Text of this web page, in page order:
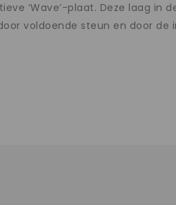
‘Wave’-plaat. Deze laag in
voldoende steun en door